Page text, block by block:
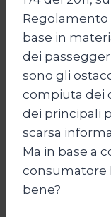
Regolamento
base in
dei
sono gli
compiuta dei
dei principali
scarsa
Ma in base a
consumatore
bene?